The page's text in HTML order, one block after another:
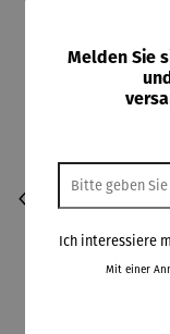
Melden Sie
Ich interessiere
Mit einer